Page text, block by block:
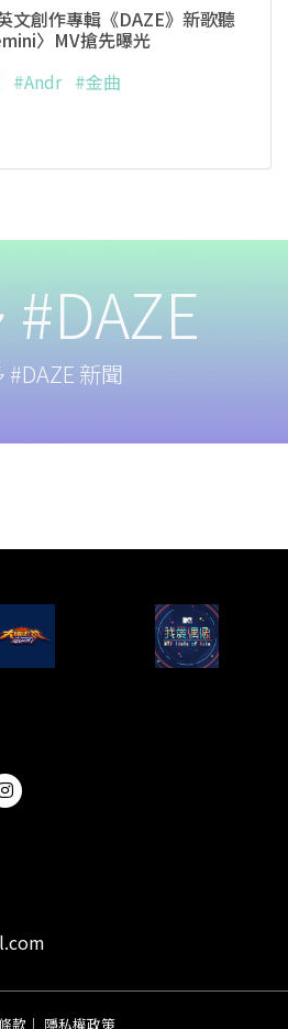
文創作專輯《DAZE》新歌聽
〉MV搶先曝光
#Andr #金曲
#DAZE 新聞
款 ｜ 隱私權政策